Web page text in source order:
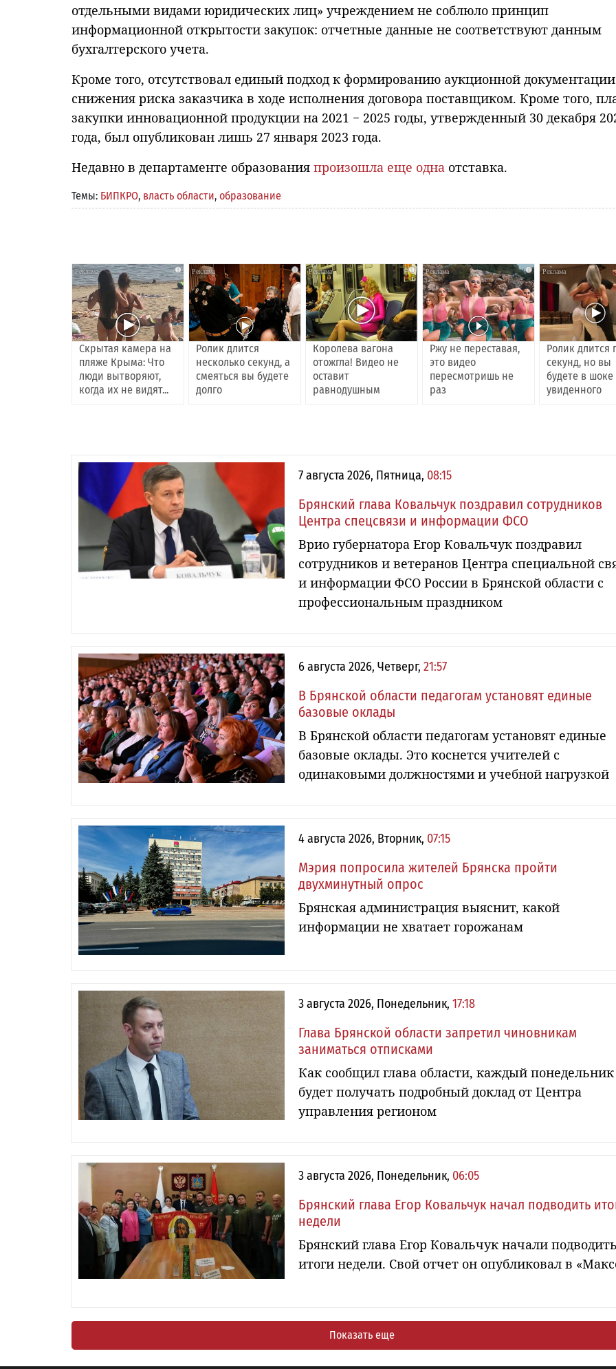
отдельными видами юридических лиц» учреждением не соблюло принцип
информационной открытости закупок: отчетные данные не соответствуют данным
бухгалтерского учета.
Кроме того, отсутствовал единый подход к формированию аукционной
снижения риска заказчика в ходе исполнения договора поставщиком. Кроме того,
закупки инновационной продукции на 2021 − 2025 годы, утвержденный 30 декабря
года, был опубликован лишь 27 января 2023 года.
Недавно в департаменте образования произошла еще одна отставка.
Темы: БИПКРО, власть области, образование
i
Скрытая камера на
пляже Крыма: Что
люди вытворяют,
когда их не видят...
i
Ролик длится
несколько секунд, а
смеяться вы будете
долго
i
Королева вагона
отожгла! Видео не
оставит
равнодушным
i
Ржу не переставая,
это видео
пересмотришь не
раз
Ролик длится
секунд, но вы
будете в шоке
увиденного
7 августа 2026, Пятница, 08:15
Брянский глава Ковальчук поздравил сотрудников
Центра спецсвязи и информации ФСО
Врио губернатора Егор Ковальчук поздравил
сотрудников и ветеранов Центра специальной
и информации ФСО России в Брянской области с
профессиональным праздником
6 августа 2026, Четверг, 21:57
В Брянской области педагогам установят единые
базовые оклады
В Брянской области педагогам установят единые
базовые оклады. Это коснется учителей с
одинаковыми должностями и учебной нагрузкой
4 августа 2026, Вторник, 07:15
Мэрия попросила жителей Брянска пройти
двухминутный опрос
Брянская администрация выяснит, какой
информации не хватает горожанам
3 августа 2026, Понедельник, 17:18
Глава Брянской области запретил чиновникам
заниматься отписками
Как сообщил глава области, каждый
будет получать подробный доклад от Центра
управления регионом
3 августа 2026, Понедельник, 06:05
Брянский глава Егор Ковальчук начал подводить
недели
Брянский глава Егор Ковальчук начали
итоги недели. Свой отчет он опубликовал в
Показать еще